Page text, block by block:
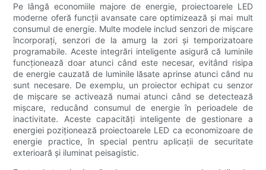
Pe lângă economiile majore de energie, proiectoarele LED
moderne oferă funcții avansate care optimizează și mai mult
consumul de energie. Multe modele includ senzori de mișcare
încorporați, senzori de la amurg la zori și temporizatoare
programabile. Aceste integrări inteligente asigură că luminile
funcționează doar atunci când este necesar, evitând risipa
de energie cauzată de luminile lăsate aprinse atunci când nu
sunt necesare. De exemplu, un proiector echipat cu senzor
de mișcare se activează numai atunci când se detectează
mișcare, reducând consumul de energie în perioadele de
inactivitate. Aceste capacități inteligente de gestionare a
energiei poziționează proiectoarele LED ca economizoare de
energie practice, în special pentru aplicații de securitate
exterioară și iluminat peisagistic.